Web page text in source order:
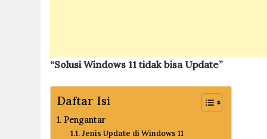
“Solusi Windows 11 tidak bisa Update”
Daftar Isi
Pengantar
Jenis Update di Windows 11